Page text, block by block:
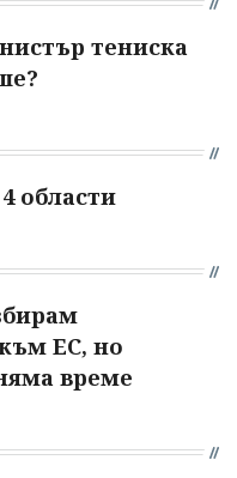
тениска
области
ЕС, но
време